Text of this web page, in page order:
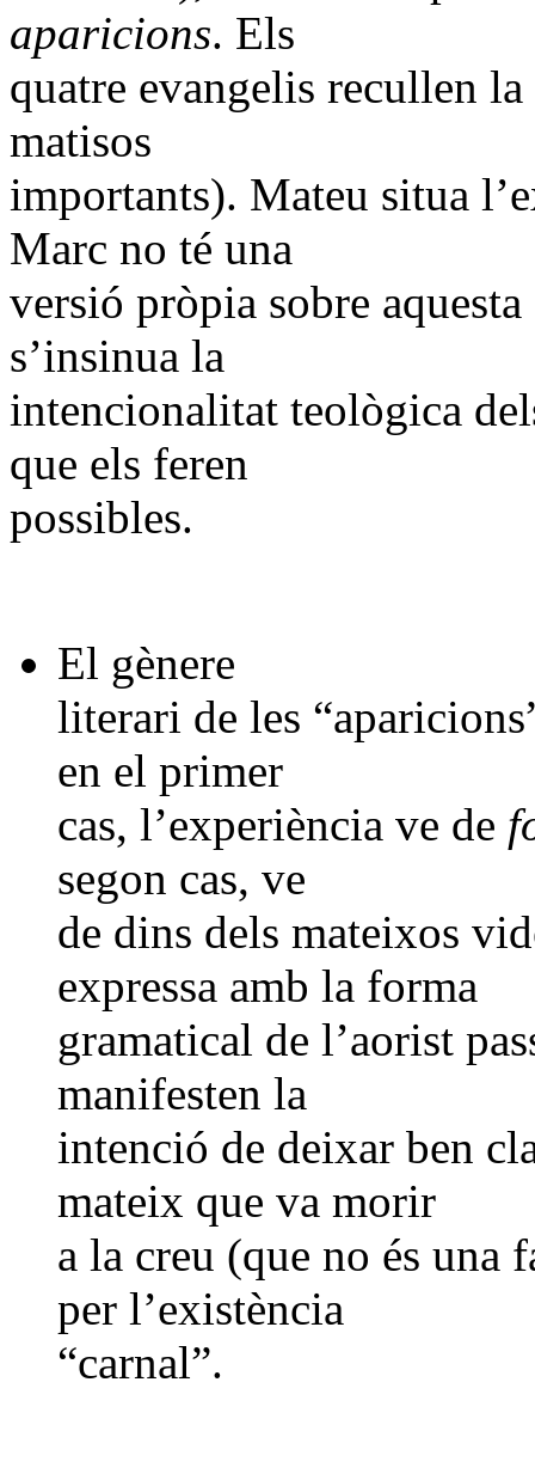
aparicions. Els
quatre evangelis recullen
matisos
importants). Mateu situa
Marc no té una
versió pròpia sobre
s’insinua la
intencionalitat teològica
que els feren
possibles.
El gènere
literari de les
en el primer
cas, l’experiència ve de
segon cas, ve
de dins dels mateixos
expressa amb la forma
gramatical de l’aorist
manifesten la
intenció de deixar ben
mateix que va morir
a la creu (que no és una
per l’existència
“carnal”.